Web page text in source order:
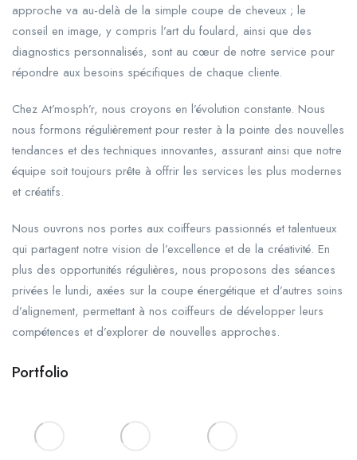
approche va au-delà de la simple coupe de cheveux ; le
conseil en image, y compris l’art du foulard, ainsi que des
diagnostics personnalisés, sont au cœur de notre service pour
répondre aux besoins spécifiques de chaque cliente.
Chez At’mosph’r, nous croyons en l’évolution constante. Nous
nous formons régulièrement pour rester à la pointe des nouvelles
tendances et des techniques innovantes, assurant ainsi que notre
équipe soit toujours prête à offrir les services les plus modernes
et créatifs.
Nous ouvrons nos portes aux coiffeurs passionnés et talentueux
qui partagent notre vision de l’excellence et de la créativité. En
plus des opportunités régulières, nous proposons des séances
privées le lundi, axées sur la coupe énergétique et d’autres soins
d’alignement, permettant à nos coiffeurs de développer leurs
compétences et d’explorer de nouvelles approches.
Portfolio